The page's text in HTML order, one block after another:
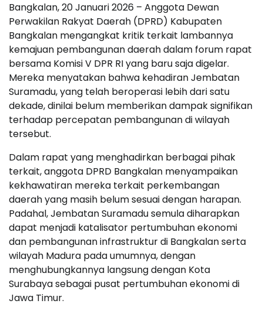
Bangkalan, 20 Januari 2026 – Anggota Dewan
Perwakilan Rakyat Daerah (DPRD) Kabupaten
Bangkalan mengangkat kritik terkait lambannya
kemajuan pembangunan daerah dalam forum rapat
bersama Komisi V DPR RI yang baru saja digelar.
Mereka menyatakan bahwa kehadiran Jembatan
Suramadu, yang telah beroperasi lebih dari satu
dekade, dinilai belum memberikan dampak signifikan
terhadap percepatan pembangunan di wilayah
tersebut.
Dalam rapat yang menghadirkan berbagai pihak
terkait, anggota DPRD Bangkalan menyampaikan
kekhawatiran mereka terkait perkembangan
daerah yang masih belum sesuai dengan harapan.
Padahal, Jembatan Suramadu semula diharapkan
dapat menjadi katalisator pertumbuhan ekonomi
dan pembangunan infrastruktur di Bangkalan serta
wilayah Madura pada umumnya, dengan
menghubungkannya langsung dengan Kota
Surabaya sebagai pusat pertumbuhan ekonomi di
Jawa Timur.